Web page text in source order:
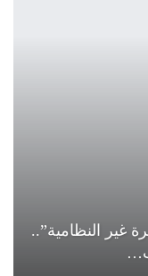
غير النظامية”..